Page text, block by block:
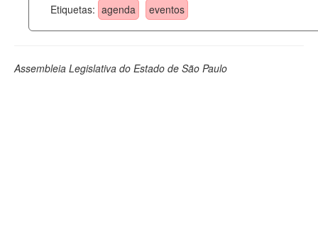
Etiquetas: agenda eventos
Assembleia Legislativa do Estado de São Paulo